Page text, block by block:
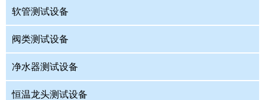
软管测试设备
阀类测试设备
净水器测试设备
恒温龙头测试设备